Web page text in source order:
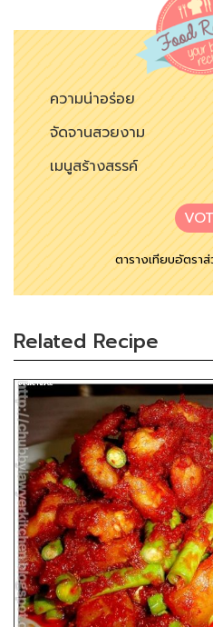
ความน่าอร่อย
จัดจานสวยงาม
เมนูสร้างสรรค์
ตารางเทียบอัตรา
Related Recipe